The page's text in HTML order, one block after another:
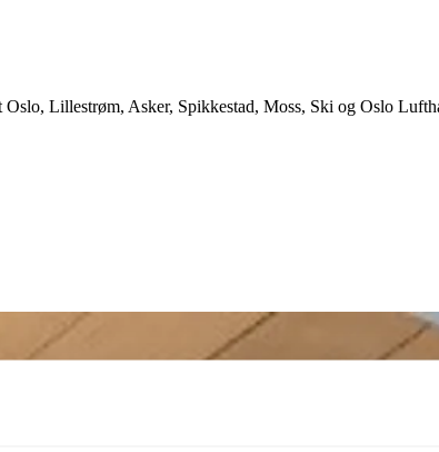
Lillestrøm, Asker, Spikkestad, Moss, Ski og Oslo